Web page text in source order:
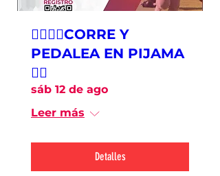
🏃‍♀️🏃‍♂️CORRE Y
PEDALEA EN PIJAMA
🚴‍♀️
sáb 12 de ago
Leer más
Detalles